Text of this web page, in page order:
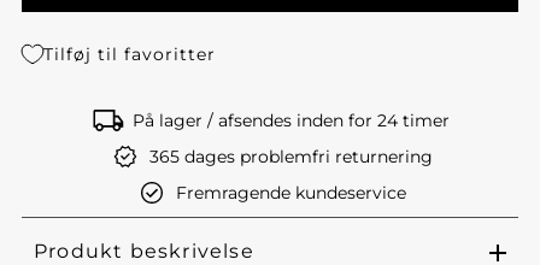
Tilføj til favoritter
På lager / afsendes inden for 24 timer
365 dages problemfri returnering
Fremragende kundeservice
Produkt beskrivelse